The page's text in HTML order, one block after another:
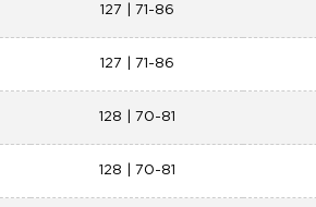
127 | 71-86
127 | 71-86
128 | 70-81
128 | 70-81